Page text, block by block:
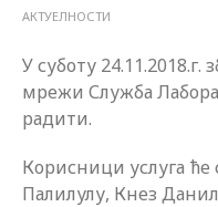
АКТУЕЛНОСТИ
У суботу 24.11.2018.г.
мрежи Служба
радити.
Корисници услуга ће
Палилулу, Кнез